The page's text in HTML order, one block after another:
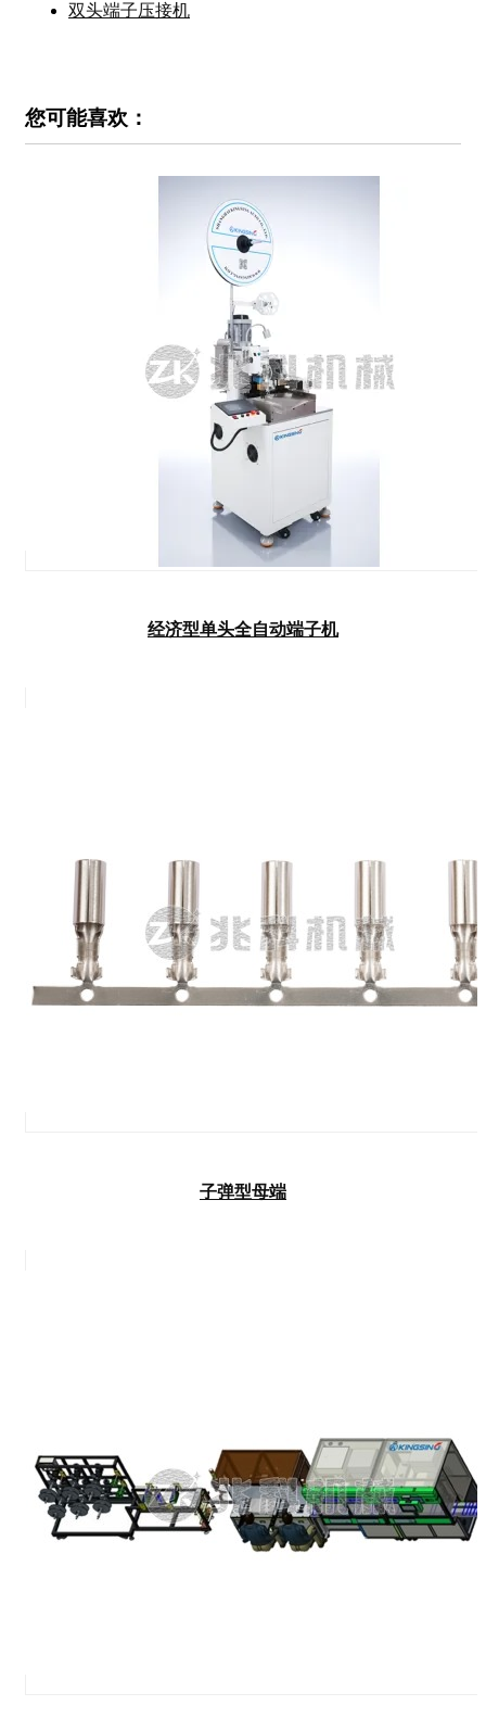
双头端子压接机
您可能喜欢：
经济型单头全自动端子机
子弹型母端